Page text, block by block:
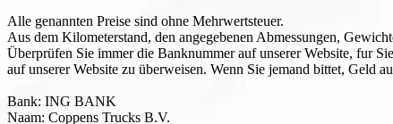
Alle genannten Preise sind ohne Mehrwertsteuer.
Aus dem Kilometerstand, den angegebenen Abmessungen,
Überprüfen Sie immer die Banknummer auf unserer Website, fur
auf unserer Website zu überweisen. Wenn Sie jemand bittet, Geld
Bank: ING BANK
Naam: Coppens Trucks B.V.